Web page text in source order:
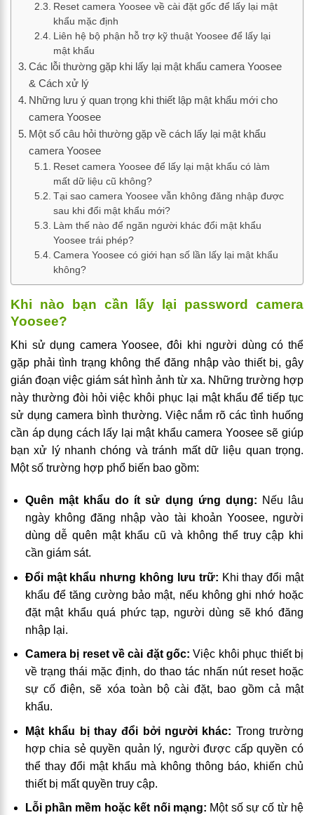
Reset camera Yoosee về cài đặt gốc để lấy lại mật
khẩu mặc định
Liên hệ bộ phận hỗ trợ kỹ thuật Yoosee để lấy lại
mật khẩu
Các lỗi thường gặp khi lấy lại mật khẩu camera Yoosee
& Cách xử lý
Những lưu ý quan trọng khi thiết lập mật khẩu mới cho
camera Yoosee
Một số câu hỏi thường gặp về cách lấy lại mật khẩu
camera Yoosee
Reset camera Yoosee để lấy lại mật khẩu có làm
mất dữ liệu cũ không?
Tại sao camera Yoosee vẫn không đăng nhập được
sau khi đổi mật khẩu mới?
Làm thế nào để ngăn người khác đổi mật khẩu
Yoosee trái phép?
Camera Yoosee có giới hạn số lần lấy lại mật khẩu
không?
Khi nào bạn cần lấy lại password camera
Yoosee?
Khi sử dụng camera Yoosee, đôi khi người dùng có thể
gặp phải tình trạng không thể đăng nhập vào thiết bị, gây
gián đoạn việc giám sát hình ảnh từ xa. Những trường hợp
này thường đòi hỏi việc khôi phục lại mật khẩu để tiếp tục
sử dụng camera bình thường. Việc nắm rõ các tình huống
cần áp dụng cách lấy lại mật khẩu camera Yoosee sẽ giúp
bạn xử lý nhanh chóng và tránh mất dữ liệu quan trọng.
Một số trường hợp phổ biến bao gồm:
Quên mật khẩu do ít sử dụng ứng dụng: Nếu lâu
ngày không đăng nhập vào tài khoản Yoosee, người
dùng dễ quên mật khẩu cũ và không thể truy cập khi
cần giám sát.
Đổi mật khẩu nhưng không lưu trữ: Khi thay đổi mật
khẩu để tăng cường bảo mật, nếu không ghi nhớ hoặc
đặt mật khẩu quá phức tạp, người dùng sẽ khó đăng
nhập lại.
Camera bị reset về cài đặt gốc: Việc khôi phục thiết bị
về trạng thái mặc định, do thao tác nhấn nút reset hoặc
sự cố điện, sẽ xóa toàn bộ cài đặt, bao gồm cả mật
khẩu.
Mật khẩu bị thay đổi bởi người khác: Trong trường
hợp chia sẻ quyền quản lý, người được cấp quyền có
thể thay đổi mật khẩu mà không thông báo, khiến chủ
thiết bị mất quyền truy cập.
Lỗi phần mềm hoặc kết nối mạng: Một số sự cố từ hệ